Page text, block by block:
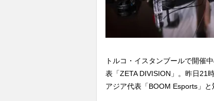
トルコ・イスタンブールで開催
表「ZETA DIVISION」。昨日21
アジア代表「BOOM Esports」